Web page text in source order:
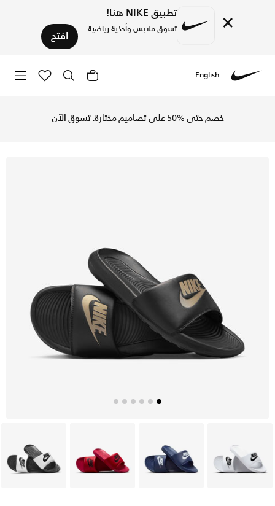
× تطبيق NIKE هنا!
تسوق ملابس وأحذية رياضية افتح
English
خصم حتى %50 على تصاميم مختارة. تسوق الآن
أبيض أزرق أحمر أسود